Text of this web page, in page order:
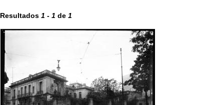
Resultados 1 - 1 de 1